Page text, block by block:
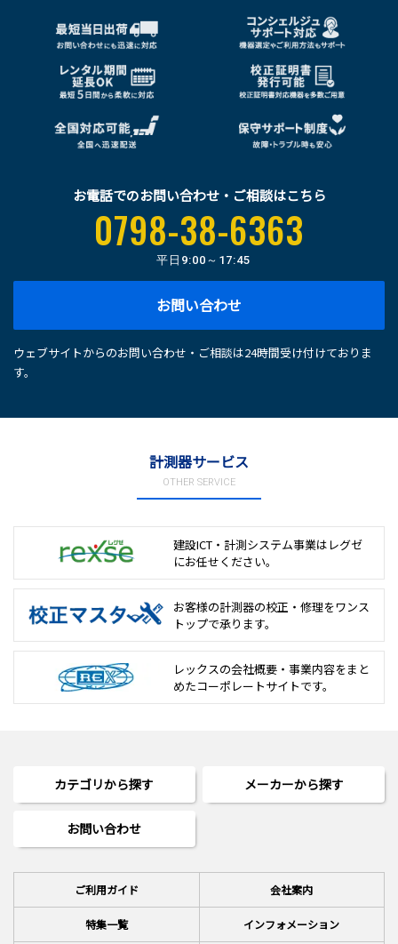
お電話でのお問い合わせ・ご相談はこちら
0798-38-6363
平日 9:00～17:45
お問い合わせ
ウェブサイトからのお問い合わせ・ご相談は24時間受け付けておりま
す。
計測器サービス
OTHER SERVICE
建設ICT・計測システム事業は レグゼ
にお任せください。
お客様の計測器の校正・修理をワンス
トップで承ります。
レックスの会社概要・事業内容をまと
めたコーポレートサイトです。
カテゴリから探す メーカーから探す
お問い合わせ
ご利用ガイド 会社案内
特集一覧 インフォメーション